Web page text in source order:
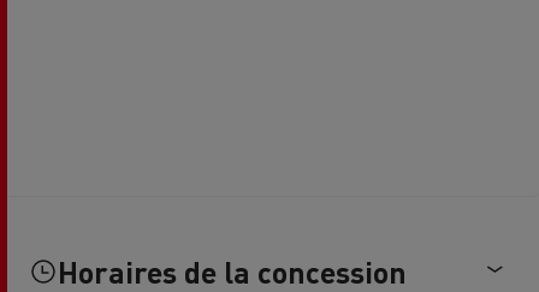
Horaires de la concession